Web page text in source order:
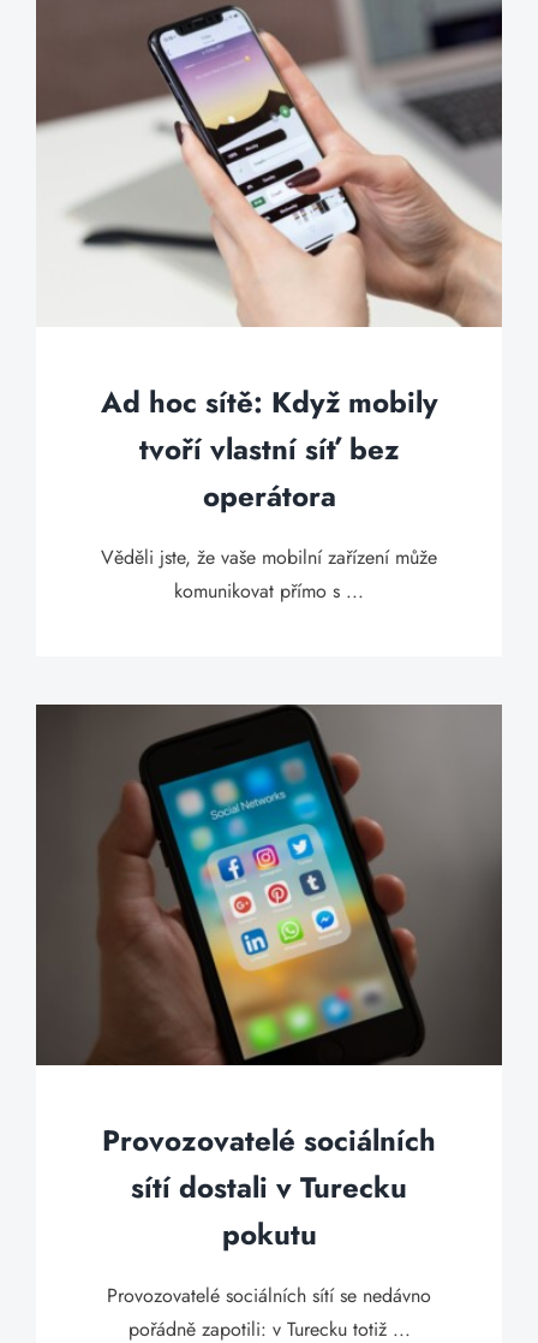
Ad hoc sítě: Když mobily
tvoří vlastní síť bez
operátora
Věděli jste, že vaše mobilní zařízení může
komunikovat přímo s ...
Provozovatelé sociálních
sítí dostali v Turecku
pokutu
Provozovatelé sociálních sítí se nedávno
pořádně zapotili: v Turecku totiž ...